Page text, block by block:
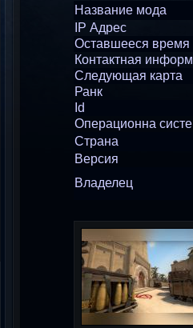
Название мода
IP Адрес
Оставшееся время
Контактная
Следующая карта
Ранк
Id
Операционна
Страна
Версия
Владелец